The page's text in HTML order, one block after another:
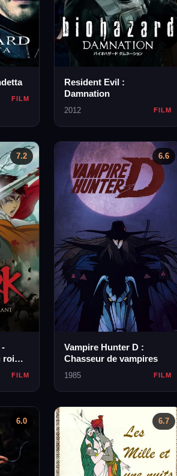
FILM
Resident Evil :
Damnation
2012 FILM
7.2
roi
FILM
6.6
Vampire Hunter D :
Chasseur de vampires
1985 FILM
6.0 6.7